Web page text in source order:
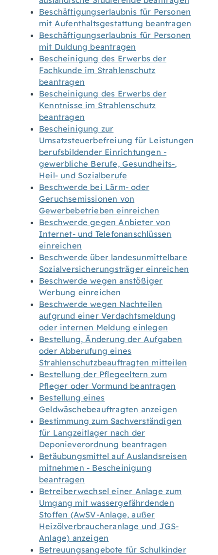
Beschäftigungserlaubnis für Personen
mit Aufenthaltsgestattung beantragen
Beschäftigungserlaubnis für Personen
mit Duldung beantragen
Bescheinigung des Erwerbs der
Fachkunde im Strahlenschutz
beantragen
Bescheinigung des Erwerbs der
Kenntnisse im Strahlenschutz
beantragen
Bescheinigung zur
Umsatzsteuerbefreiung für Leistungen
berufsbildender Einrichtungen -
gewerbliche Berufe, Gesundheits-,
Heil- und Sozialberufe
Beschwerde bei Lärm- oder
Geruchsemissionen von
Gewerbebetrieben einreichen
Beschwerde gegen Anbieter von
Internet- und Telefonanschlüssen
einreichen
Beschwerde über landesunmittelbare
Sozialversicherungsträger einreichen
Beschwerde wegen anstößiger
Werbung einreichen
Beschwerde wegen Nachteilen
aufgrund einer Verdachtsmeldung
oder internen Meldung einlegen
Bestellung, Änderung der Aufgaben
oder Abberufung eines
Strahlenschutzbeauftragten mitteilen
Bestellung der Pflegeeltern zum
Pfleger oder Vormund beantragen
Bestellung eines
Geldwäschebeauftragten anzeigen
Bestimmung zum Sachverständigen
für Langzeitlager nach der
Deponieverordnung beantragen
Betäubungsmittel auf Auslandsreisen
mitnehmen - Bescheinigung
beantragen
Betreiberwechsel einer Anlage zum
Umgang mit wassergefährdenden
Stoffen (AwSV-Anlage, außer
Heizölverbraucheranlage und JGS-
Anlage) anzeigen
Betreuungsangebote für Schulkinder